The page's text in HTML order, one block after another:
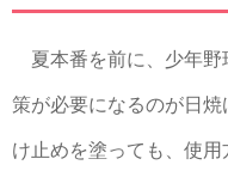
夏本番を前に、少年野
策が必要になるのが日
け止めを塗っても、使